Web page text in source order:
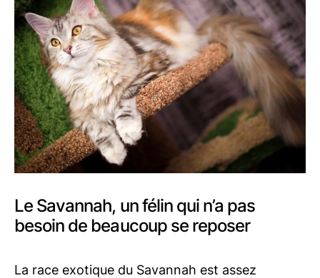
Le Savannah, un félin qui n’a pas
besoin de beaucoup se reposer
La race exotique du Savannah est assez